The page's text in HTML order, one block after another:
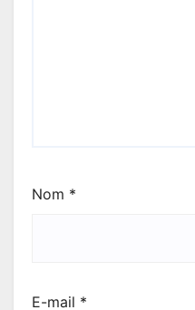
Nom *
E-mail *